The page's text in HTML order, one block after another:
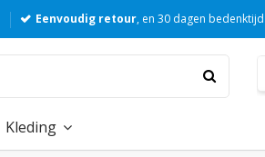
Eenvoudig retour, en 30 dagen bedenktijd
Kleding